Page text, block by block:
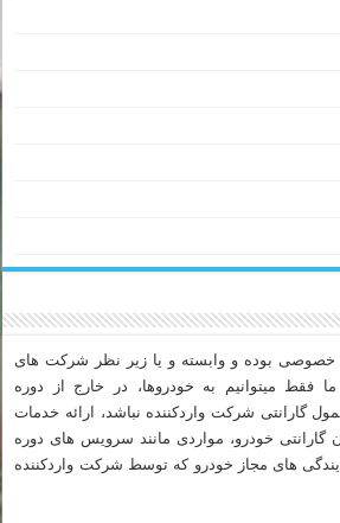
خصوصی بوده و وابسته و یا زیر نظر شرکت های
ما فقط میتوانیم به خودروها، در خارج از دوره
گارانتی شرکت واردکننده نباشد، ارائه خدمات
خودرو، مواردی مانند سرویس های دوره
های مجاز خودرو که توسط شرکت واردکننده